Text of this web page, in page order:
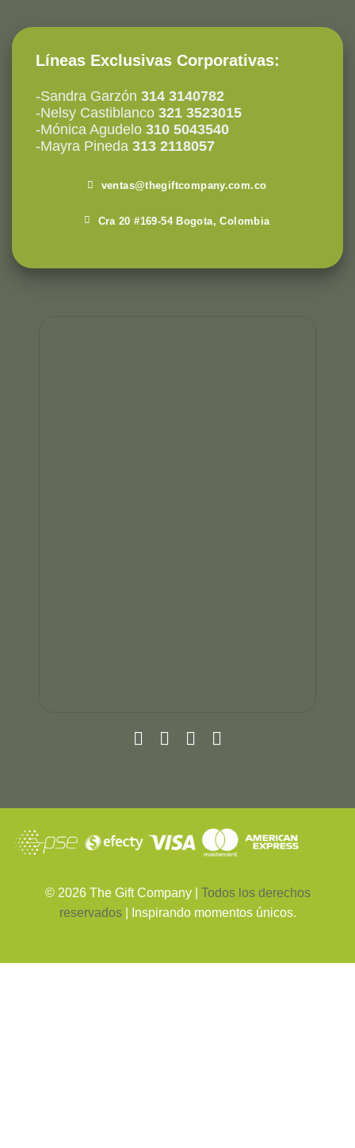
Líneas Exclusivas Corporativas:
-Sandra Garzón 314 3140782
-Nelsy Castiblanco 321 3523015
-Mónica Agudelo 310 5043540
-Mayra Pineda 313 2118057
ventas@thegiftcompany.com.co
Cra 20 #169-54 Bogota, Colombia
© 2026The Gift Company | Todos los derechos
reservados
| Inspirando momentos únicos.